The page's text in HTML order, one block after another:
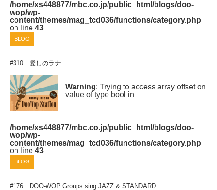
/home/xs448877/mbc.co.jp/public_html/blogs/doo-
wop/wp-
content/themes/mag_tcd036/functions/category.php
on line 43
BLOG
#310 愛しのラナ
Warning: Trying to access array offset on
value of type bool in
/home/xs448877/mbc.co.jp/public_html/blogs/doo-
wop/wp-
content/themes/mag_tcd036/functions/category.php
on line 43
BLOG
#176 DOO-WOP Groups sing JAZZ & STANDARD